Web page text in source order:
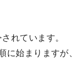
れています。
に始まりますが